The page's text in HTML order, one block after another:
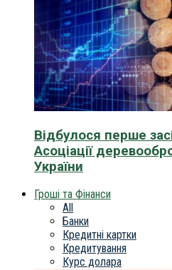
Відбулося перше
Асоціації
України
Гроші та Фінанси
All
Банки
Кредитні картки
Кредитування
Курс долара